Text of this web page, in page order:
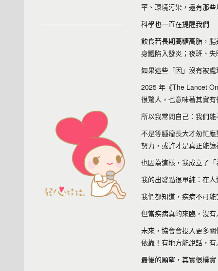
率、環境污染，還有那
科學也一直在提醒我們
飲食若長期高糖高脂，
身體陷入發炎；夜班、
如果這些「因」沒有被
2025 年《The Lancet
很驚人，也意味著其實
所以我常問自己：我們
不是等腫瘤長大才匆忙
努力，或許才是真正能
也因為這樣，我成立了
我的出發點很單純：在
我們都知道，疾病不可
但當疾病真的來臨，沒
未來，協會會投入更多
依靠！有地方能說話，
最後的願望，其實很樸實